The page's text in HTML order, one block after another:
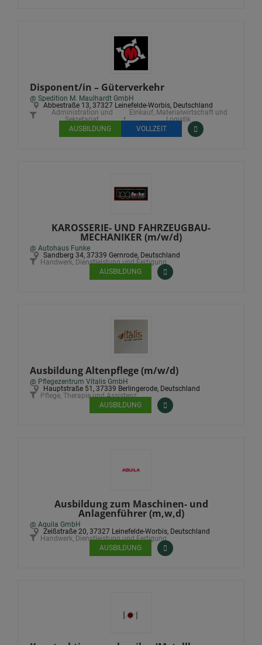
Disponent/in – Güterverkehr
@ Spedition M. Maulhardt GmbH
Abbestraße 13, 37327 Leinefelde-Worbis, Deutschland
Administration und
Sekretariat
,
Einkauf, Materialwirtschaft und
Logistik
AUSBILDUNG
VOLLZEIT
KAROSSERIE- UND FAHRZEUGBAU-
MECHANIKER (m/w/d)
@ Autohaus Funke
Sandberg 34, 37339 Gernrode, Deutschland
Handwerk, Dienstleistung und Fertigung
AUSBILDUNG
Ausbildung Altenpflege (m/w/d)
@ Pflegezentrum Vitalis GmbH
Hauptstraße 51, 37339 Berlingerode, Deutschland
Pflege, Therapie und Assistenz
AUSBILDUNG
Ausbildung zum Maschinen- und
Anlagenführer (m,w,d)
@ Aquila GmbH
Zeißstraße 20, 37327 Leinefelde-Worbis, Deutschland
Handwerk, Dienstleistung und Fertigung
AUSBILDUNG